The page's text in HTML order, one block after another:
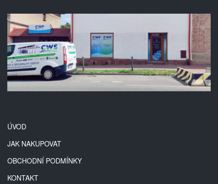
ÚVOD
JAK NAKUPOVAT
OBCHODNÍ PODMÍNKY
KONTAKT